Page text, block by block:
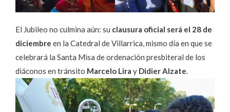
El Jubileo no culmina aún: su clausura oficial será el 28 de
diciembre en la Catedral de Villarrica, mismo día en que se
celebrará la Santa Misa de ordenación presbiteral de los
diáconos en tránsito Marcelo Lira y Didier Alzate.